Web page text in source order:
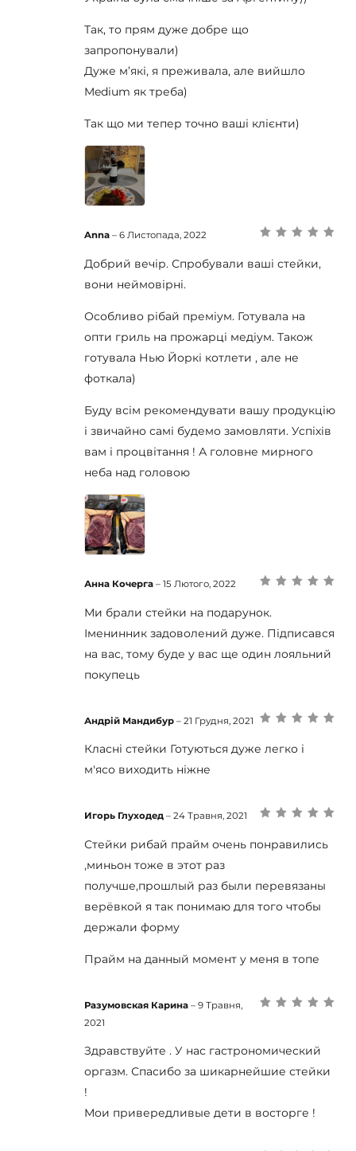
Так, то прям дуже добре що
запропонували)
Дуже м’які, я преживала, але вийшло
Medium як треба)
Так що ми тепер точно ваші клієнти)
5
Anna – 6 Листопада, 2022
Добрий вечір. Спробували ваші стейки,
вони неймовірні.
Особливо рібай преміум. Готувала на
опти гриль на прожарці медіум. Також
готувала Нью Йоркі котлети , але не
фоткала)
Буду всім рекомендувати вашу продукцію
і звичайно самі будемо замовляти. Успіхів
вам і процвітання ! А головне мирного
неба над головою
5
Анна Кочерга – 15 Лютого, 2022
Ми брали стейки на подарунок.
Іменинник задоволений дуже. Підписався
на вас, тому буде у вас ще один лояльний
покупець
Андрій Мандибур – 21 Грудня, 2021
Класні стейки Готуються дуже легко і
м'ясо виходить ніжне
5
Игорь Глуходед – 24 Травня, 2021
Стейки рибай прайм очень понравились
,миньон тоже в этот раз
получше,прошлый раз были перевязаны
верёвкой я так понимаю для того чтобы
держали форму
Прайм на данный момент у меня в топе
Разумовская Карина – 9 Травня,
2021
Здравствуйте . У нас гастрономический
оргазм. Спасибо за шикарнейшие стейки
!
Мои привередливые дети в восторге !